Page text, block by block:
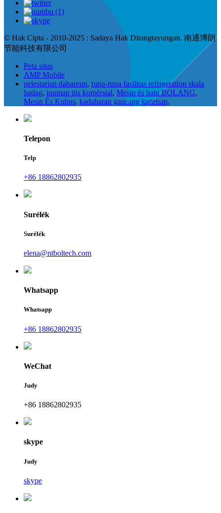
© Hak Cipta - 2010-2025 : Sadaya Hak Ditangtayungan. 南通博朗
节能科技有限公司
Peta situs
AMP Mobile
pelestarian dahareun, rupa-rupa fasilitas refrigeration skala
badag, inuman tiis komérsial, Mesin és batu BOLANG,
Mesin És Kubus, kadaharan gancang katirisan,
Telepon
Telp
+86 18862802935
Surélék
Surélék
elena@ntboltech.com
Whatsapp
Whatsapp
+86 18862802935
WeChat
Judy
+86 18862802935
skype
Judy
skype